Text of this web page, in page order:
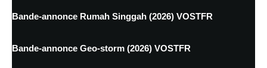
Bande-annonce Rumah Singgah (2026) VOSTFR
Bande-annonce Geo-storm (2026) VOSTFR